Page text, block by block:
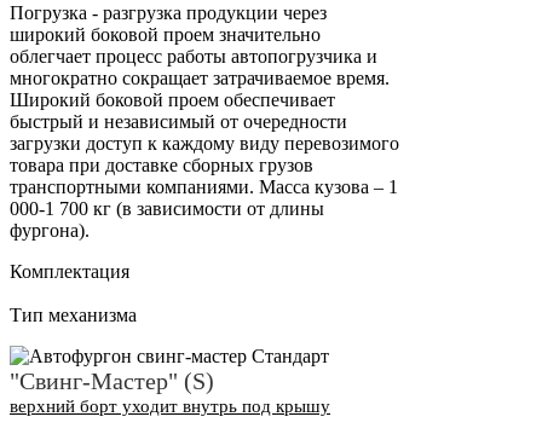
Погрузка - разгрузка продукции через
широкий боковой проем значительно
облегчает процесс работы автопогрузчика и
многократно сокращает затрачиваемое время.
Широкий боковой проем обеспечивает
быстрый и независимый от очередности
загрузки доступ к каждому виду перевозимого
товара при доставке сборных грузов
транспортными компаниями. Масса кузова – 1
000-1 700 кг (в зависимости от длины
фургона).
Комплектация
Тип механизма
"Свинг-Мастер" (S)
верхний борт уходит внутрь под крышу